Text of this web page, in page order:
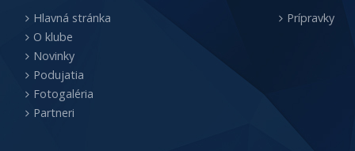
Hlavná stránka
O klube
Novinky
Podujatia
Fotogaléria
Partneri
Prípravky